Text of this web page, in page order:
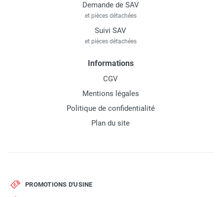
Demande de SAV
et pièces détachées
Suivi SAV
et pièces détachées
Informations
CGV
Mentions légales
Politique de confidentialité
Plan du site
PROMOTIONS D'USINE